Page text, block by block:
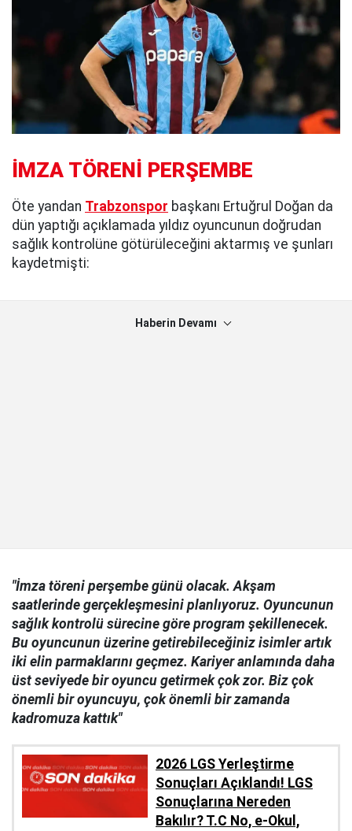
İMZA TÖRENİ PERŞEMBE
Öte yandan Trabzonspor başkanı Ertuğrul Doğan da
dün yaptığı açıklamada yıldız oyuncunun doğrudan
sağlık kontrolüne götürüleceğini aktarmış ve şunları
kaydetmişti:
Haberin Devamı
"İmza töreni perşembe günü olacak. Akşam
saatlerinde gerçekleşmesini planlıyoruz. Oyuncunun
sağlık kontrolü sürecine göre program şekillenecek.
Bu oyuncunun üzerine getirebileceğiniz isimler artık
iki elin parmaklarını geçmez. Kariyer anlamında daha
üst seviyede bir oyuncu getirmek çok zor. Biz çok
önemli bir oyuncuyu, çok önemli bir zamanda
kadromuza kattık"
2026 LGS Yerleştirme
Sonuçları Açıklandı! LGS
Sonuçlarına Nereden
Bakılır? T.C No, e-Okul,